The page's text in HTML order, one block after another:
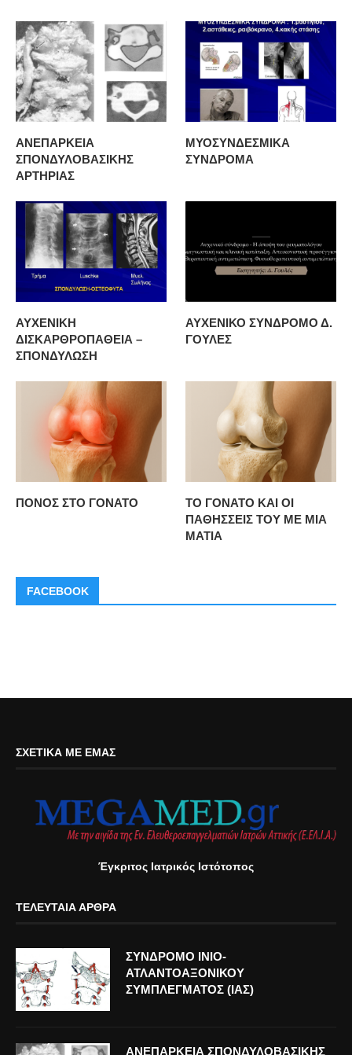
ΑΝΕΠΑΡΚΕΙΑ
ΣΠΟΝΔΥΛΟΒΑΣΙΚΗΣ
ΑΡΤΗΡΙΑΣ
ΜΥΟΣΥΝΔΕΣΜΙΚΑ
ΣΥΝΔΡΟΜΑ
ΑΥΧΕΝΙΚΗ
ΔΙΣΚΑΡΘΡΟΠΑΘΕΙΑ –
ΣΠΟΝΔΥΛΩΣΗ
ΑΥΧΕΝΙΚΟ ΣΥΝΔΡΟΜΟ Δ.
ΓΟΥΛΕΣ
ΠΟΝΟΣ ΣΤΟ ΓΟΝΑΤΟ
ΤΟ ΓΟΝΑΤΟ ΚΑΙ ΟΙ
ΠΑΘΗΣΣΕΙΣ ΤΟΥ ΜΕ ΜΙΑ
ΜΑΤΙΑ
FACEBOOK
ΣΧΕΤΙΚΆ ΜΕ ΕΜΆΣ
Έγκριτος Ιατρικός Ιστότοπος
ΤΕΛΕΥΤΑΊΑ ΆΡΘΡΑ
ΣΥΝΔΡΟΜΟ ΙΝΙΟ-
ΑΤΛΑΝΤΟΑΞΟΝΙΚΟΥ
ΣΥΜΠΛΕΓΜΑΤΟΣ (ΙΑΣ)
ΑΝΕΠΑΡΚΕΙΑ ΣΠΟΝΔΥΛΟΒΑΣΙΚΗΣ